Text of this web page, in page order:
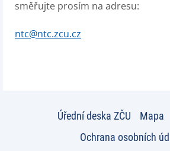
směřujte prosím na adresu:
ntc@ntc.zcu.cz
Úřední deska ZČU Mapa
Ochrana osobních